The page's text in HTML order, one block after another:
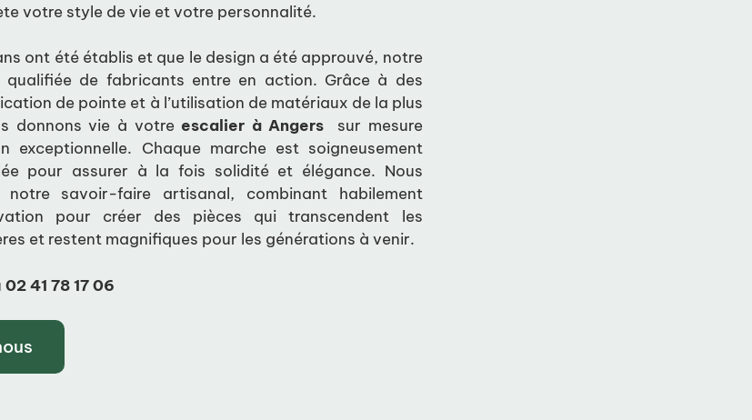
votre style de vie et votre personnalité.
ont été établis et que le design a été approuvé, notre
qualifiée de fabricants entre en action. Grâce à des
de pointe et à l’utilisation de matériaux de la plus
donnons vie à votreescalier à Angers sur mesure
exceptionnelle. Chaque marche est soigneusement
pour assurer à la fois solidité et élégance. Nous
savoir-faire artisanal, combinant habilement
pour créer des pièces qui transcendent les
et restent magnifiques pour les générations à venir.
02 41 78 17 06